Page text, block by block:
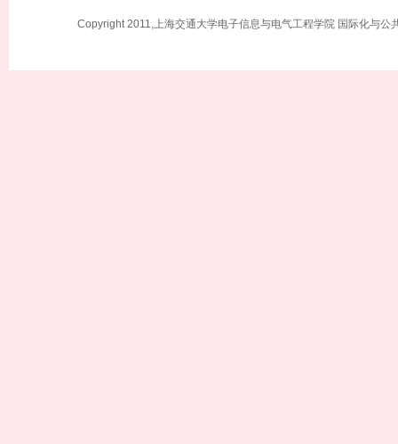
Copyright 2011,上海交通大学电子信息与电气工程学院 国际化与公